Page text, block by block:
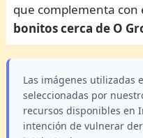
que complementa con
bonitos cerca de O
Las imágenes utilizadas
seleccionadas por
recursos disponibles en
intención de vulnerar